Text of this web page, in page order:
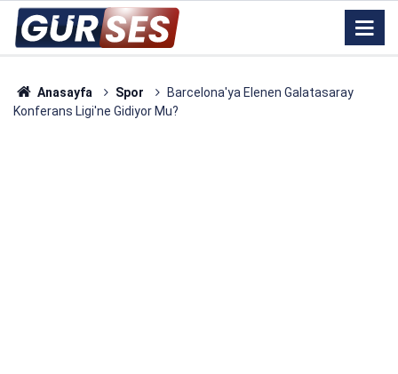
Anasayfa Spor
Barcelona'ya Elenen Galatasaray
Konferans Ligi'ne Gidiyor Mu?